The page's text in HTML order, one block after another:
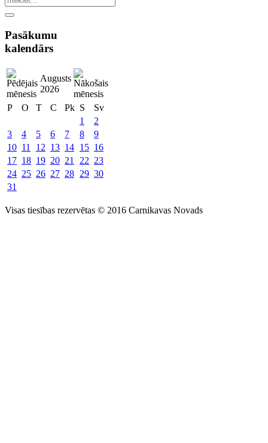
Pasākumu
kalendārs
Augusts
2026
P
O T C Pk S
Sv
1
2
3
4 5 6 7 8
9
10 11 12 13 14 15 16
17 18 19 20 21 22 23
24 25 26 27 28 29 30
31
Visas tiesības rezervētas © 2016 Carnikavas Novads